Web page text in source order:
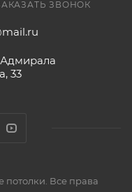
ЗВОНОК
Адмирала
33
потолки. Все права